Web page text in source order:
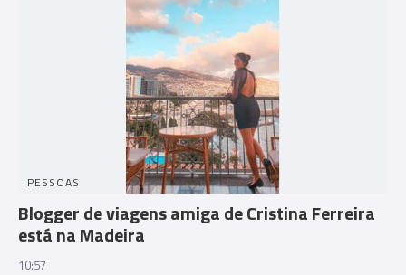
PESSOAS
Blogger de viagens amiga de Cristina Ferreira
está na Madeira
10:57